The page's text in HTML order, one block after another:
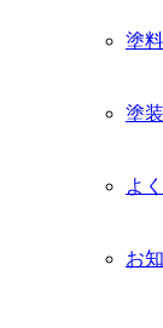
塗
塗
よ
お